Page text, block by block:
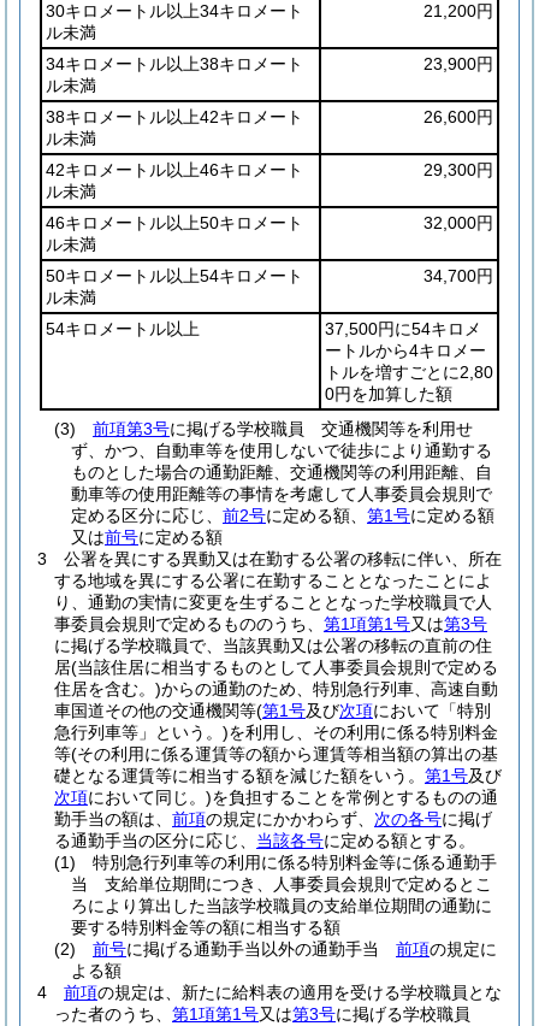
30キロメートル以上34キロメート
ル未満
21,200円
34キロメートル以上38キロメート
ル未満
23,900円
38キロメートル以上42キロメート
ル未満
26,600円
42キロメートル以上46キロメート
ル未満
29,300円
46キロメートル以上50キロメート
ル未満
32,000円
50キロメートル以上54キロメート
ル未満
34,700円
54キロメートル以上
37,500円に54キロメ
ートルから4キロメー
トルを増すごとに2,80
0円を加算した額
(3)
前項第3号に掲げる学校職員 交通機関等を利用せ
ず、かつ、自動車等を使用しないで徒歩により通勤する
ものとした場合の通勤距離、交通機関等の利用距離、自
動車等の使用距離等の事情を考慮して人事委員会規則で
定める区分に応じ、 前2号に定める額、 第1号に定める額
又は前号に定める額
3
公署を異にする異動又は在勤する公署の移転に伴い、所在
する地域を異にする公署に在勤することとなったことによ
り、通勤の実情に変更を生ずることとなった学校職員で人
事委員会規則で定めるもののうち、 第1項第1号又は第3号
に掲げる学校職員で、当該異動又は公署の移転の直前の住
居(当該住居に相当するものとして人事委員会規則で定める
住居を含む。)からの通勤のため、特別急行列車、高速自動
車国道その他の交通機関等(第1号及び次項において「特別
急行列車等」という。)を利用し、その利用に係る特別料金
等(その利用に係る運賃等の額から運賃等相当額の算出の基
礎となる運賃等に相当する額を減じた額をいう。 第1号及び
次項において同じ。)を負担することを常例とするものの通
勤手当の額は、 前項の規定にかかわらず、 次の各号に掲げ
る通勤手当の区分に応じ、 当該各号に定める額とする。
(1)
特別急行列車等の利用に係る特別料金等に係る通勤手
当 支給単位期間につき、人事委員会規則で定めるとこ
ろにより算出した当該学校職員の支給単位期間の通勤に
要する特別料金等の額に相当する額
(2)
前号に掲げる通勤手当以外の通勤手当 前項の規定に
よる額
4
前項の規定は、新たに給料表の適用を受ける学校職員とな
った者のうち、 第1項第1号又は第3号に掲げる学校職員